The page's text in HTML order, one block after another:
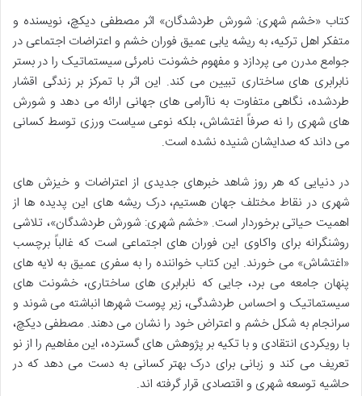
کتاب «خشم شهری: شورش طردشدگان» اثر مصطفی دیکچ، نویسنده و
متفکر اهل ترکیه، به ریشه یابی عمیق فوران خشم و اعتراضات اجتماعی در
جوامع مدرن می پردازد و مفهوم خشونت نامرئی سیستماتیک را در بستر
نابرابری های ساختاری تبیین می کند. این اثر با تمرکز بر زندگی اقشار
طردشده، نگاهی متفاوت به ناآرامی های جهانی ارائه می دهد و شورش
های شهری را نه صرفاً اغتشاش، بلکه نوعی سیاست ورزی توسط کسانی
می داند که صدایشان شنیده نشده است.
در دنیایی که هر روز شاهد خبرهای جدیدی از اعتراضات و خیزش های
شهری در نقاط مختلف جهان هستیم، درک ریشه های این پدیده ها از
اهمیت حیاتی برخوردار است. «خشم شهری: شورش طردشدگان»، تلاشی
روشنگرانه برای واکاوی این فوران های اجتماعی است که غالباً برچسب
«اغتشاش» می خورند. این کتاب خواننده را به سفری عمیق به لایه های
پنهان جامعه می برد، جایی که نابرابری های ساختاری، خشونت های
سیستماتیک و احساس طردشدگی، زیر پوست شهرها انباشته می شوند و
سرانجام به شکل خشم و اعتراض خود را نشان می دهند. مصطفی دیکچ،
با رویکردی انتقادی و با تکیه بر پژوهش های گسترده، این مفاهیم را از نو
تعریف می کند و زبانی برای درک بهتر کسانی به دست می دهد که در
حاشیه توسعه شهری و اقتصادی قرار گرفته اند.